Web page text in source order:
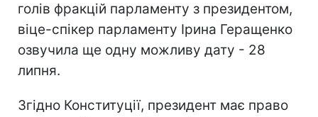
голів фракцій парламенту з президентом,
віце-спікер парламенту Ірина Геращенко
озвучила ще одну можливу дату - 28
липня.
Згідно Конституції, президент має право